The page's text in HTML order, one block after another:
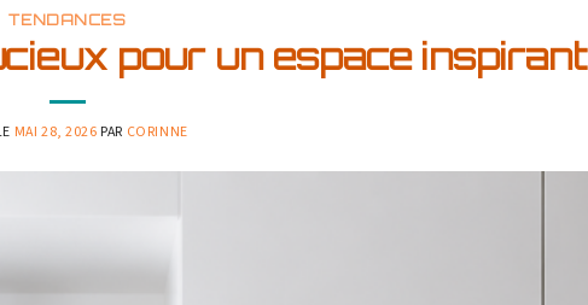
TENDANCES
pour un espace inspirant
MAI 28, 2026 PAR CORINNE